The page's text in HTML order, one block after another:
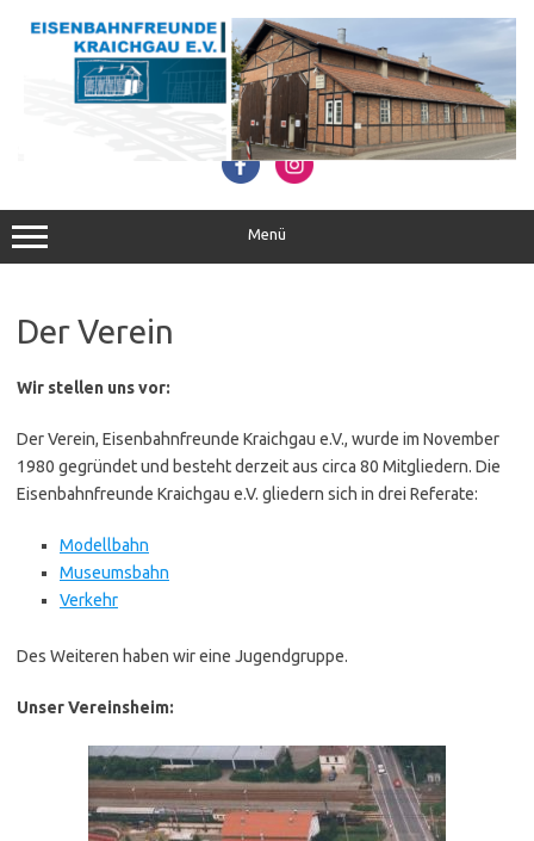
Inhalt
springen
Menü
Der Verein
Wir stellen uns vor:
Der Verein, Eisenbahnfreunde Kraichgau e.V., wurde im November
1980 gegründet und besteht derzeit aus circa 80 Mitgliedern. Die
Eisenbahnfreunde Kraichgau e.V. gliedern sich in drei Referate:
Modellbahn
Museumsbahn
Verkehr
Des Weiteren haben wir eine Jugendgruppe.
Unser Vereinsheim: